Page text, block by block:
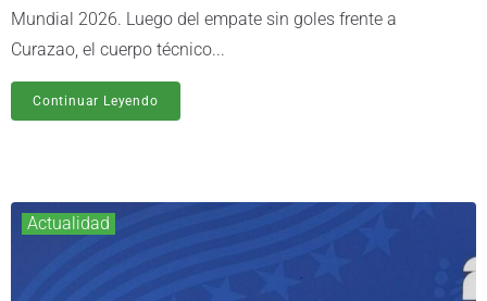
Mundial 2026. Luego del empate sin goles frente a
Curazao, el cuerpo técnico...
Continuar Leyendo
Actualidad